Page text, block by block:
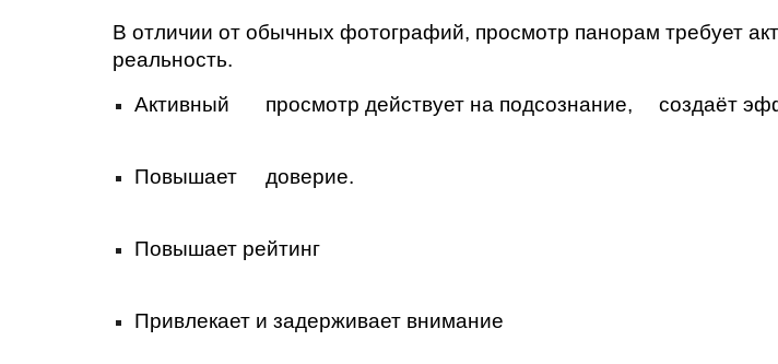
В отличии от обычных фотографий, просмотр панорам требует
реальность.
Активный
просмотр действует на подсознание, создаёт
Повышает доверие.
Повышает рейтинг
Привлекает и задерживает внимание